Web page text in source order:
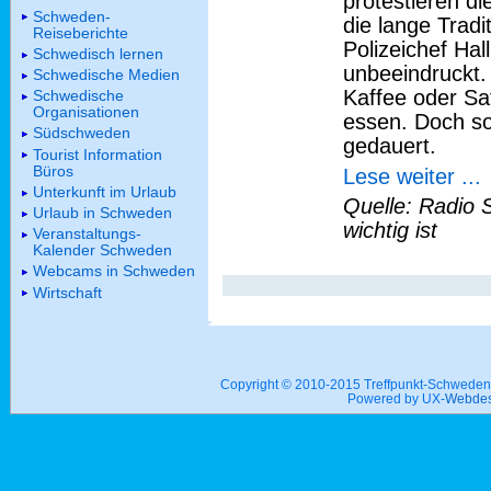
die lange
Polizeichef
Kaffee oder
essen. Doch
gedauert.
Lese weiter ...
Quelle: Radio
wichtig ist
Schweden-
Reiseberichte
Schwedisch lernen
Schwedische Medien
Schwedische
Organisationen
Südschweden
Tourist Information
Büros
Unterkunft im Urlaub
Urlaub in Schweden
Veranstaltungs-
Kalender Schweden
Webcams in Schweden
Wirtschaft
Copyright © 2010-2015 Treffpunkt-
Powered by UX-